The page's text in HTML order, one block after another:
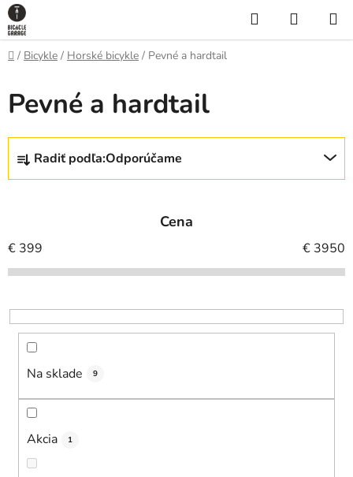
Prejsť
na
obsah
Hľadať
KOŠÍK
Domov
/ Bicykle / Horské bicykle / Pevné a hardtail
Pevné a hardtail
R
d
i
e
r
o
Radiť podľa:Odporúčame
Cena
€ 399 € 3950
Na sklade 9
Akcia 1